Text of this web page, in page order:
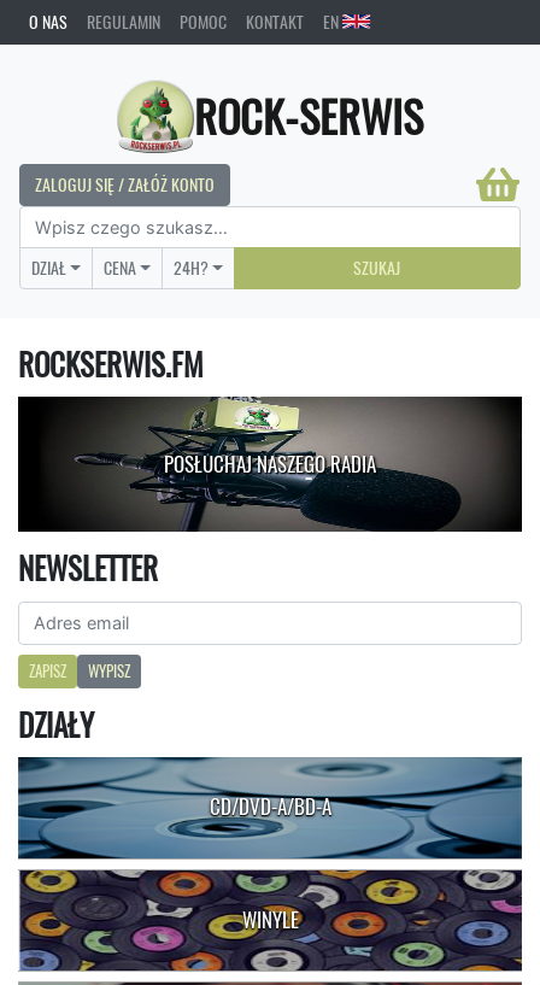
O NAS REGULAMIN POMOC KONTAKT EN
ROCK-SERWIS
ZALOGUJ SIĘ / ZAŁÓŻ KONTO
DZIAŁ CENA 24H? SZUKAJ
ROCKSERWIS.FM
POSŁUCHAJ NASZEGO RADIA
NEWSLETTER
ZAPISZ WYPISZ
DZIAŁY
CD/DVD-A/BD-A
WINYLE